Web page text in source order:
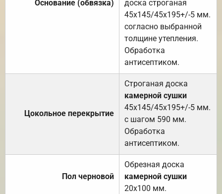
Основание (обвязка)
доска строганая
45х145/45х195+/-5 мм.
согласно выбранной
толщине утепления.
Обработка
антисептиком.
Цокольное перекрытие
Строганая доска
камерной сушки
45х145/45х195+/-5 мм.
с шагом 590 мм.
Обработка
антисептиком.
Пол черновой
Обрезная доска
камерной сушки
20х100 мм.